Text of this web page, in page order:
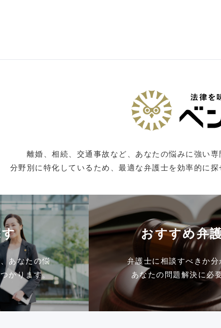
離婚、相続、交通事故など、あなたの悩みに強い
分野別に特化しているため、最適な弁護士を効率的に
あなたの悩
かります。
おすすめ弁
弁護士に相談すべきか分
あなたの問題解決に必